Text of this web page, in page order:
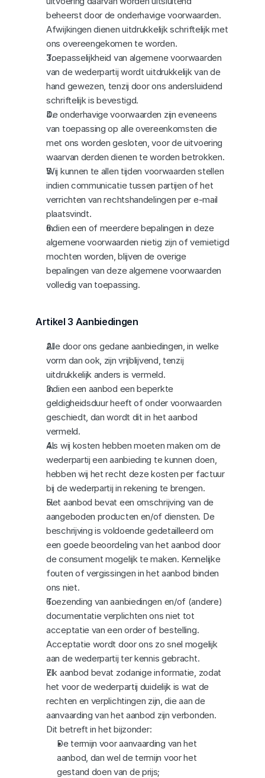
beheerst door de onderhavige voorwaarden.
Afwijkingen dienen uitdrukkelijk schriftelijk met
ons overeengekomen te worden.
Toepasselijkheid van algemene voorwaarden
van de wederpartij wordt uitdrukkelijk van de
hand gewezen, tenzij door ons andersluidend
schriftelijk is bevestigd.
De onderhavige voorwaarden zijn eveneens
van toepassing op alle overeenkomsten die
met ons worden gesloten, voor de uitvoering
waarvan derden dienen te worden betrokken.
Wij kunnen te allen tijden voorwaarden stellen
indien communicatie tussen partijen of het
verrichten van rechtshandelingen per e-mail
plaatsvindt.
Indien een of meerdere bepalingen in deze
algemene voorwaarden nietig zijn of vernietigd
mochten worden, blijven de overige
bepalingen van deze algemene voorwaarden
volledig van toepassing.
Artikel 3 Aanbiedingen
Alle door ons gedane aanbiedingen, in welke
vorm dan ook, zijn vrijblijvend, tenzij
uitdrukkelijk anders is vermeld.
Indien een aanbod een beperkte
geldigheidsduur heeft of onder voorwaarden
geschiedt, dan wordt dit in het aanbod
vermeld.
Als wij kosten hebben moeten maken om de
wederpartij een aanbieding te kunnen doen,
hebben wij het recht deze kosten per factuur
bij de wederpartij in rekening te brengen.
Het aanbod bevat een omschrijving van de
aangeboden producten en/of diensten. De
beschrijving is voldoende gedetailleerd om
een goede beoordeling van het aanbod door
de consument mogelijk te maken. Kennelijke
fouten of vergissingen in het aanbod binden
ons niet.
Toezending van aanbiedingen en/of (andere)
documentatie verplichten ons niet tot
acceptatie van een order of bestelling.
Acceptatie wordt door ons zo snel mogelijk
aan de wederpartij ter kennis gebracht.
Elk aanbod bevat zodanige informatie, zodat
het voor de wederpartij duidelijk is wat de
rechten en verplichtingen zijn, die aan de
aanvaarding van het aanbod zijn verbonden.
Dit betreft in het bijzonder:
De termijn voor aanvaarding van het
aanbod, dan wel de termijn voor het
gestand doen van de prijs;